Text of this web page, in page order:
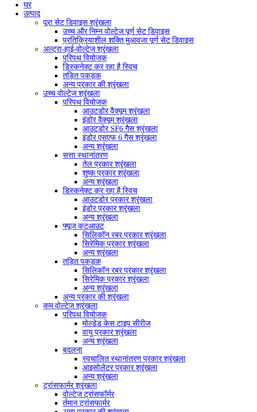
घर
उत्पाद
पूरा सेट डिवाइस श्रृंखला
उच्च और निम्न वोल्टेज पूर्ण सेट डिवाइस
प्रतिक्रियाशील शक्ति मुआवजा पूर्ण सेट डिवाइस
अल्ट्रा-हाई-वोल्टेज श्रृंखला
परिपथ वियोजक
डिस्कनेक्ट कर रहा है स्विच
तड़ित पकड़क
अन्य प्रकार की श्रृंखला
उच्च वोल्टेज श्रृंखला
परिपथ वियोजक
आउटडोर वैक्यूम श्रृंखला
इंडोर वैक्यूम श्रृंखला
आउटडोर SF6 गैस श्रृंखला
इंडोर एसएफ 6 गैस श्रृंखला
अन्य श्रृंखला
सत्ता स्थानांतरण
तेल प्रकार श्रृंखला
शुष्क प्रकार श्रृंखला
अन्य श्रृंखला
डिस्कनेक्ट कर रहा है स्विच
आउटडोर प्रकार श्रृंखला
इंडोर प्रकार श्रृंखला
अन्य श्रृंखला
फ्यूज कटआउट
सिलिकॉन रबर प्रकार श्रृंखला
सिरेमिक प्रकार श्रृंखला
अन्य श्रृंखला
तड़ित पकड़क
सिलिकॉन रबर प्रकार श्रृंखला
सिरेमिक प्रकार श्रृंखला
अन्य श्रृंखला
अन्य प्रकार की श्रृंखला
कम वोल्टेज श्रृंखला
परिपथ वियोजक
मोल्डेड केस टाइप सीरीज
वायु प्रकार श्रृंखला
अन्य श्रृंखला
बदलना
स्वचालित स्थानांतरण प्रकार श्रृंखला
आइसोलेटर प्रकार श्रृंखला
अन्य श्रृंखला
ट्रांसफार्मर श्रृंखला
वोल्टेज ट्रांसफॉर्मर
र्तमान ट्रांसफार्मर